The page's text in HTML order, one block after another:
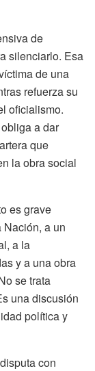
de
silenciarlo. Esa
de una
refuerza su
oficialismo.
a dar
que
la obra social
es grave
a un
a la
y a una obra
se trata
una discusión
política y
con